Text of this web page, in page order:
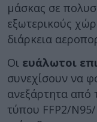
μάσκας σε
εξωτερικούς
διάρκεια
Οι ευάλωτοι
συνεχίσουν να
ανεξάρτητα από
τύπου FFP2/